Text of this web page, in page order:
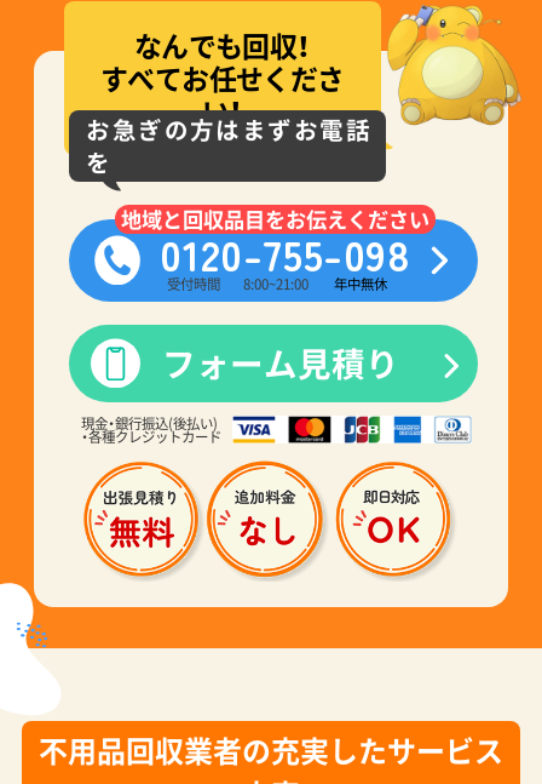
地域と回収品目をお伝えください
0120-755-098
受付時間 8:00~21:00 年中無休
フォーム見積り
現金・銀行振込(後払い)
・各種クレジットカード
不用品回収業者の充実したサービス
内容
不用品回収 ごみ屋敷清掃 引越し処分